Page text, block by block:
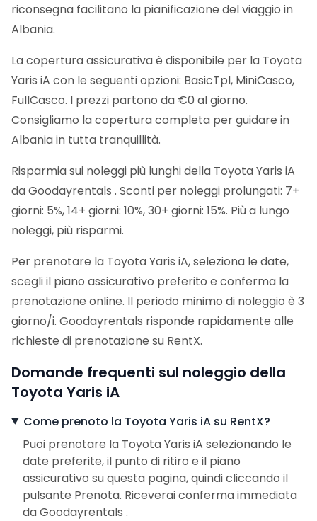
riconsegna facilitano la pianificazione del viaggio in
Albania.
La copertura assicurativa è disponibile per la Toyota
Yaris iA con le seguenti opzioni: BasicTpl, MiniCasco,
FullCasco. I prezzi partono da €0 al giorno.
Consigliamo la copertura completa per guidare in
Albania in tutta tranquillità.
Risparmia sui noleggi più lunghi della Toyota Yaris iA
da Goodayrentals . Sconti per noleggi prolungati: 7+
giorni: 5%, 14+ giorni: 10%, 30+ giorni: 15%. Più a lungo
noleggi, più risparmi.
Per prenotare la Toyota Yaris iA, seleziona le date,
scegli il piano assicurativo preferito e conferma la
prenotazione online. Il periodo minimo di noleggio è 3
giorno/i. Goodayrentals risponde rapidamente alle
richieste di prenotazione su RentX.
Domande frequenti sul noleggio della
Toyota Yaris iA
Come prenoto la Toyota Yaris iA su RentX?
Puoi prenotare la Toyota Yaris iA selezionando le
date preferite, il punto di ritiro e il piano
assicurativo su questa pagina, quindi cliccando il
pulsante Prenota. Riceverai conferma immediata
da Goodayrentals .